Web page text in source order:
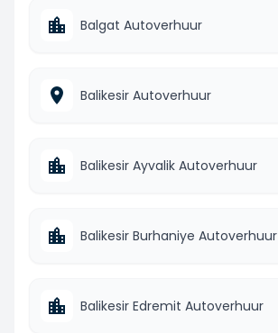
Balgat Autoverhuur
Balikesir Autoverhuur
Balikesir Ayvalik Autoverhuur
Balikesir Burhaniye Autoverhuur
Balikesir Edremit Autoverhuur